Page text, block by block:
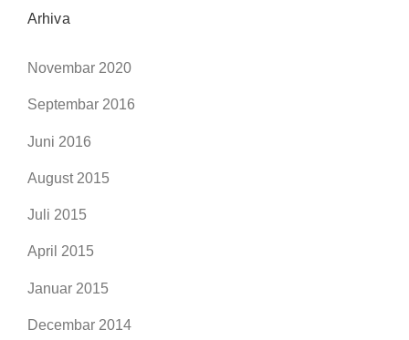
Arhiva
Novembar 2020
Septembar 2016
Juni 2016
August 2015
Juli 2015
April 2015
Januar 2015
Decembar 2014